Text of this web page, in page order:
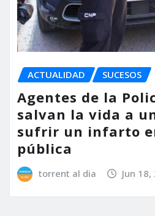
ACTUALIDAD SUCESOS
Agentes de la
salvan la vida a
sufrir un infarto
pública
torrent al dia Jun 18,